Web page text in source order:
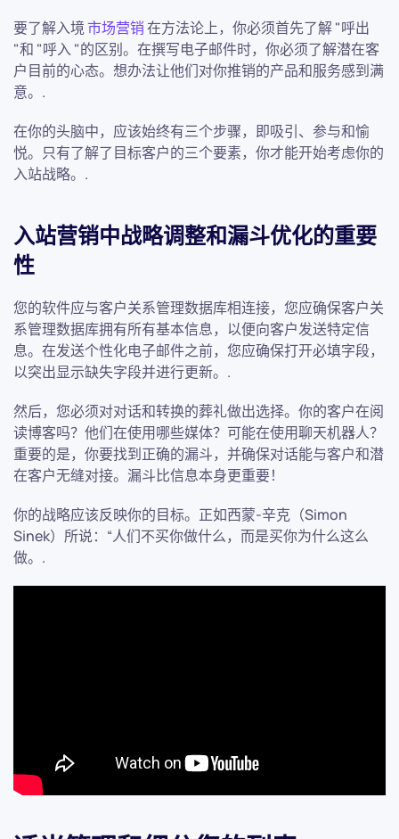
要了解入境市场营销在方法论上，你必须首先了解 "呼出
"和 "呼入 "的区别。在撰写电子邮件时，你必须了解潜在客
户目前的心态。想办法让他们对你推销的产品和服务感到满
意。.
在你的头脑中，应该始终有三个步骤，即吸引、参与和愉
悦。只有了解了目标客户的三个要素，你才能开始考虑你的
入站战略。.
入站营销中战略调整和漏斗优化的重要
性
您的软件应与客户关系管理数据库相连接，您应确保客户关
系管理数据库拥有所有基本信息，以便向客户发送特定信
息。在发送个性化电子邮件之前，您应确保打开必填字段，
以突出显示缺失字段并进行更新。.
然后，您必须对对话和转换的葬礼做出选择。你的客户在阅
读博客吗？他们在使用哪些媒体？可能在使用聊天机器人？
重要的是，你要找到正确的漏斗，并确保对话能与客户和潜
在客户无缝对接。漏斗比信息本身更重要！
你的战略应该反映你的目标。正如西蒙-辛克（Simon
Sinek）所说：“人们不买你做什么，而是买你为什么这么
做。.